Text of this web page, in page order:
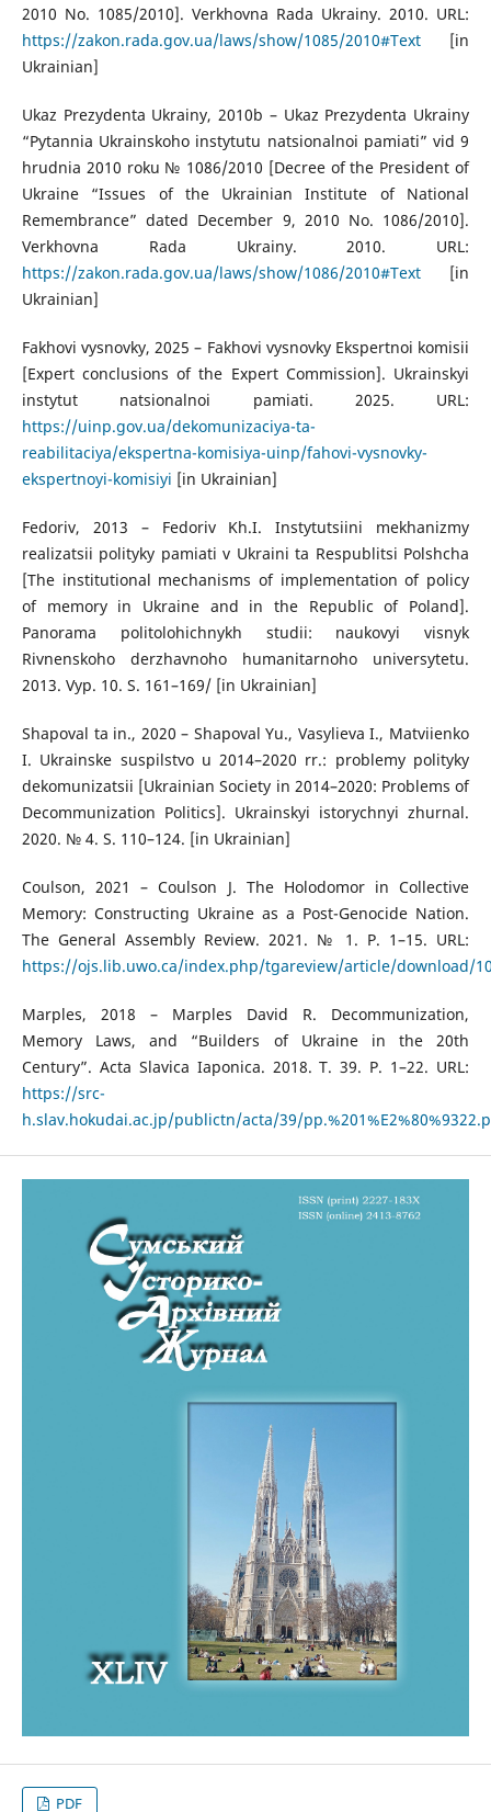
2010 No. 1085/2010]. Verkhovna Rada Ukrainy. 2010. URL:
https://zakon.rada.gov.ua/laws/show/1085/2010#Text[in
Ukrainian]
Ukaz Prezydenta Ukrainy, 2010b – Ukaz Prezydenta Ukrainy
“Pytannia Ukrainskoho instytutu natsionalnoi pamiati” vid 9
hrudnia 2010 roku № 1086/2010 [Decree of the President of
Ukraine “Issues of the Ukrainian Institute of National
Remembrance” dated December 9, 2010 No. 1086/2010].
Verkhovna Rada Ukrainy. 2010. URL:
https://zakon.rada.gov.ua/laws/show/1086/2010#Text[in
Ukrainian]
Fakhovi vysnovky, 2025 – Fakhovi vysnovky Ekspertnoi komisii
[Expert conclusions of the Expert Commission]. Ukrainskyi
instytut natsionalnoi pamiati. 2025. URL:
https://uinp.gov.ua/dekomunizaciya-ta-
reabilitaciya/ekspertna-komisiya-uinp/fahovi-vysnovky-
ekspertnoyi-komisiyi [in Ukrainian]
Fedoriv, 2013 – Fedoriv Kh.I. Instytutsiini mekhanizmy
realizatsii polityky pamiati v Ukraini ta Respublitsi Polshcha
[The institutional mechanisms of implementation of policy
of memory in Ukraine and in the Republic of Poland].
Panorama politolohichnykh studii: naukovyi visnyk
Rivnenskoho derzhavnoho humanitarnoho universytetu.
2013. Vyp. 10. S. 161–169/ [in Ukrainian]
Shapoval ta in., 2020 – Shapoval Yu., Vasylieva I., Matviienko
I. Ukrainske suspilstvo u 2014–2020 rr.: problemy polityky
dekomunizatsii [Ukrainian Society in 2014–2020: Problems of
Decommunization Politics]. Ukrainskyi istorychnyi zhurnal.
2020. № 4. S. 110–124. [in Ukrainian]
Coulson, 2021 – Coulson J. The Holodomor in Collective
Memory: Constructing Ukraine as a Post-Genocide Nation.
The General Assembly Review. 2021. № 1. Р. 1–15. URL:
https://ojs.lib.uwo.ca/index.php/tgareview/article/download/
Marples, 2018 – Marples David R. Decommunization,
Memory Laws, and “Builders of Ukraine in the 20th
Century”. Acta Slavica Iaponica. 2018. T. 39. Р. 1–22. URL:
https://src-
h.slav.hokudai.ac.jp/publictn/acta/39/
PDF